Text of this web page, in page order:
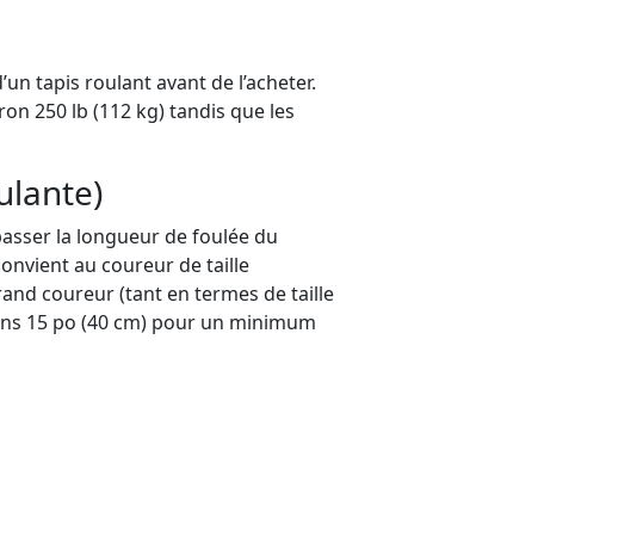
tapis roulant avant de l’acheter.
250 lb (112 kg) tandis que les
la longueur de foulée du
au coureur de taille
coureur (tant en termes de taille
15 po (40 cm) pour un minimum